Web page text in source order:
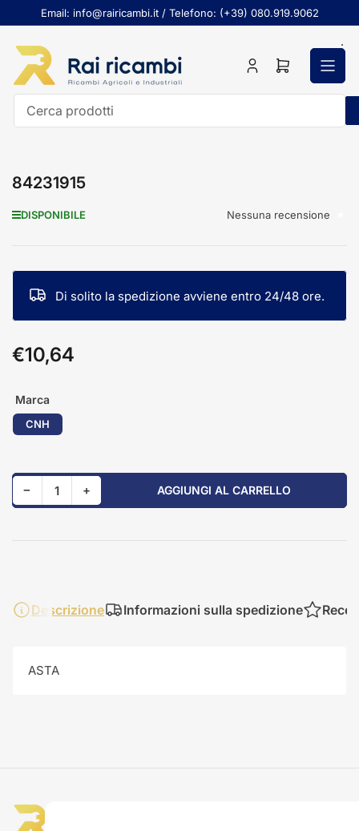
al
contenuto
Email: info@rairicambi.it / Telefono: (+39) 080.919.9062
AccediApri
84231915
DISPONIBILE Nessuna recensione
Di solito la spedizione avviene entro 24/48 ore.
Prezzo
standard
€10,64
Marca
CNH
−Riduci quantità per 84231915
Quantità +Aumenta quantità per 84231915 AGGIUNGI AL CARRELLO
Descrizione Informazioni sulla spedizione
ASTA